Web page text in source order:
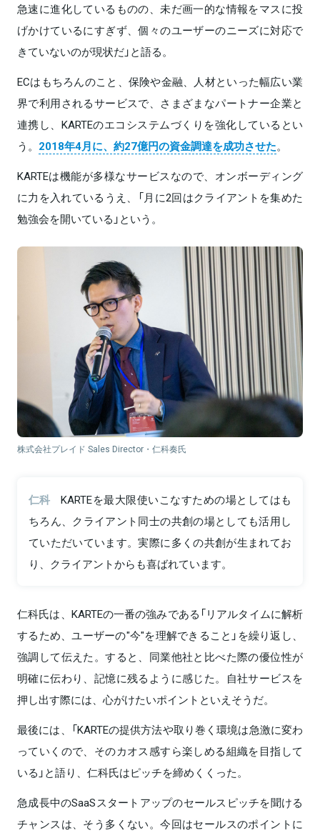
急速に進化しているものの、未だ画一的な情報をマスに投
げかけているにすぎず、個々のユーザーのニーズに対応で
きていないのが現状だ」と語る。
ECはもちろんのこと、保険や金融、人材といった幅広い業
界で利用されるサービスで、さまざまなパートナー企業と
連携し、KARTEのエコシステムづくりを強化しているとい
う。 2018年4月に、約27億円の資金調達を成功させた。
KARTEは機能が多様なサービスなので、オンボーディング
に力を入れているうえ、「月に2回はクライアントを集めた
勉強会を開いている」という。
株式会社プレイド Sales Director・仁科奏氏
仁科
KARTEを最大限使いこなすための場としてはも
ちろん、クライアント同士の共創の場としても活用し
ていただいています。実際に多くの共創が生まれてお
り、クライアントからも喜ばれています。
仁科氏は、KARTEの一番の強みである「リアルタイムに解析
するため、ユーザーの"今"を理解できること」を繰り返し、
強調して伝えた。すると、同業他社と比べた際の優位性が
明確に伝わり、記憶に残るように感じた。自社サービスを
押し出す際には、心がけたいポイントといえそうだ。
最後には、「KARTEの提供方法や取り巻く環境は急激に変わ
っていくので、そのカオス感すら楽しめる組織を目指して
いる」と語り、仁科氏はピッチを締めくくった。
急成長中のSaaSスタートアップのセールスピッチを聞ける
チャンスは、そう多くない。今回はセールスのポイントに